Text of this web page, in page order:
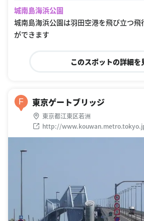
城南島海浜公園
城南島海浜公園は羽田空港を飛び立つ飛
ができます
このスポットの詳細を
F 東京ゲートブリッジ
東京都江東区若洲
http://